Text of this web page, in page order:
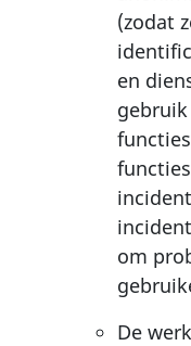
(zodat
en
om
De